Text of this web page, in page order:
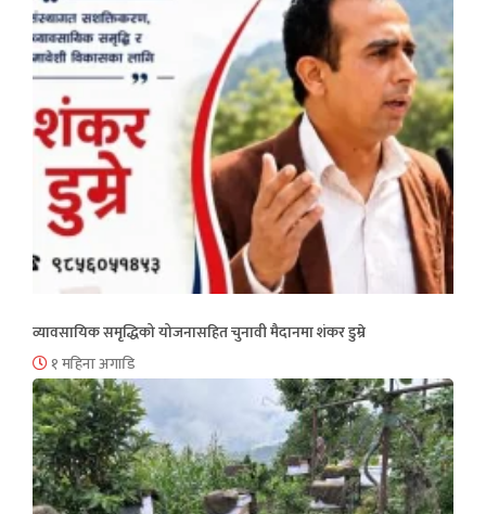
व्यावसायिक समृद्धिको योजनासहित चुनावी मैदानमा शंकर डुम्रे
१ महिना अगाडि